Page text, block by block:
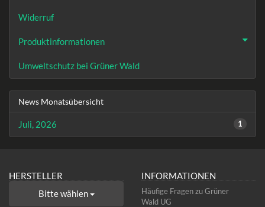
Widerruf
Produktinformationen
Umweltschutz bei Grüner Wald
News Monatsübersicht
Juli, 2026 1
HERSTELLER
Bitte wählen
INFORMATIONEN
Häufige Fragen zu Grüner
Wald UG